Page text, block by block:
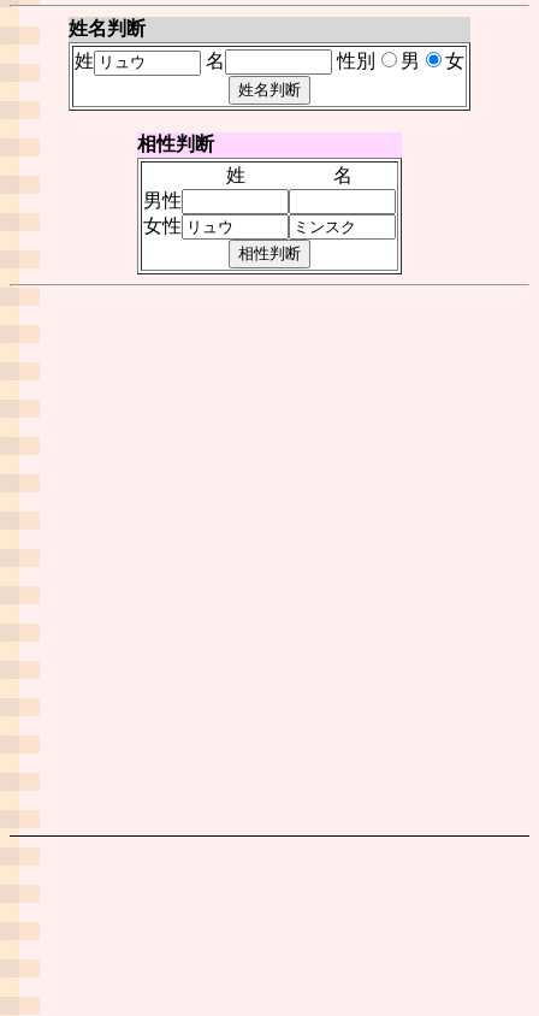
姓名判断
姓
名 性別 男 女
相性判断
姓
名
男性
女性